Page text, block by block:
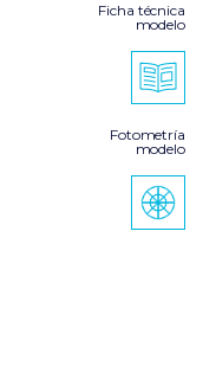
Ficha técnica
modelo
Fotometría
modelo